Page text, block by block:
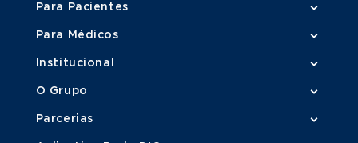
Para Pacientes
Para Médicos
Institucional
O Grupo
Parcerias